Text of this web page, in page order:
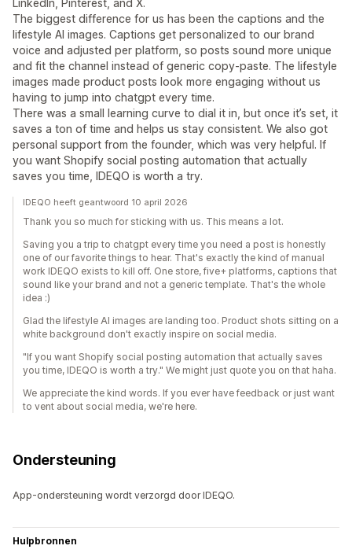
LinkedIn, Pinterest, and X.
The biggest difference for us has been the captions and the
lifestyle AI images. Captions get personalized to our brand
voice and adjusted per platform, so posts sound more unique
and fit the channel instead of generic copy-paste. The lifestyle
images made product posts look more engaging without us
having to jump into chatgpt every time.
There was a small learning curve to dial it in, but once it’s set, it
saves a ton of time and helps us stay consistent. We also got
personal support from the founder, which was very helpful. If
you want Shopify social posting automation that actually
saves you time, IDEQO is worth a try.
IDEQO heeft geantwoord 10 april 2026
Thank you so much for sticking with us. This means a lot.
Saving you a trip to chatgpt every time you need a post is honestly
one of our favorite things to hear. That's exactly the kind of manual
work IDEQO exists to kill off. One store, five+ platforms, captions that
sound like your brand and not a generic template. That's the whole
idea :)
Glad the lifestyle AI images are landing too. Product shots sitting on a
white background don't exactly inspire on social media.
"If you want Shopify social posting automation that actually saves
you time, IDEQO is worth a try." We might just quote you on that haha.
We appreciate the kind words. If you ever have feedback or just want
to vent about social media, we're here.
Ondersteuning
App-ondersteuning wordt verzorgd door IDEQO.
Hulpbronnen